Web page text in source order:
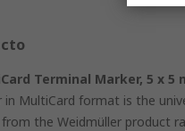
Terminal Marker, 5 x 5
in MultiCard format is the
the Weidmüller product